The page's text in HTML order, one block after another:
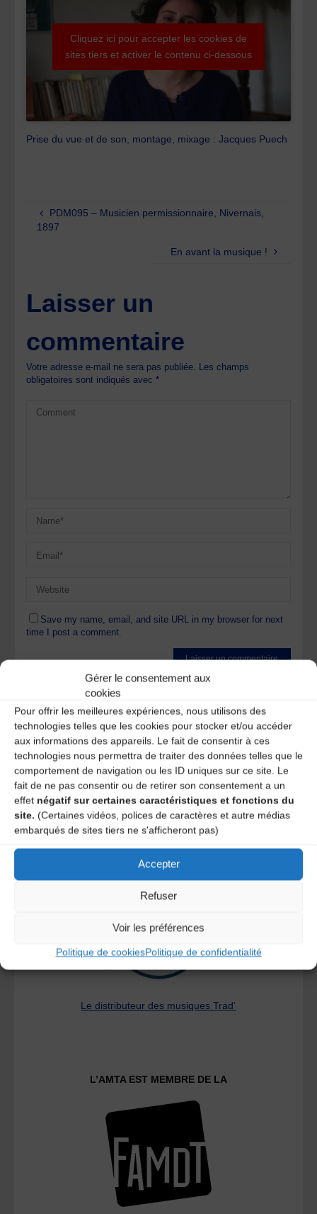
Gérer le consentement aux
cookies
Pour offrir les meilleures expériences, nous utilisons des
technologies telles que les cookies pour stocker et/ou accéder
aux informations des appareils. Le fait de consentir à ces
technologies nous permettra de traiter des données telles que le
comportement de navigation ou les ID uniques sur ce site. Le
fait de ne pas consentir ou de retirer son consentement a un
effet négatif sur certaines caractéristiques et fonctions du
site. (Certaines vidéos, polices de caractères et autre médias
embarqués de sites tiers ne s'afficheront pas)
Accepter
Refuser
Voir les préférences
Politique de cookiesPolitique de confidentialité
Cliquez ici pour accepter les cookies de
sites tiers et activer le contenu ci-dessous
Prise du vue et de son, montage, mixage : Jacques Puech
PDM095 – Musicien permissionnaire, Nivernais,
1897
En avant la musique !
Laisser un
commentaire
Votre adresse e-mail ne sera pas publiée.
Les champs
obligatoires sont indiqués avec*
Save my name, email, and site URL in my browser for next
time I post a comment.
Ce site utilise Akismet pour réduire les indésirables.
savoir plus sur la façon dont les données de vos
commentaires sont traitées.
A DECOUVRIR :
Le distributeur des musiques Trad'
L’AMTA EST MEMBRE DE LA